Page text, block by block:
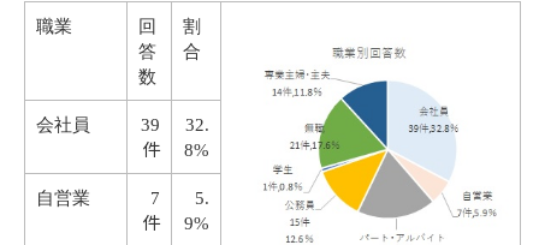
職業
回
答
数
割
合
会社員 39
件
32.
8%
自営業 7
件
5.
9%